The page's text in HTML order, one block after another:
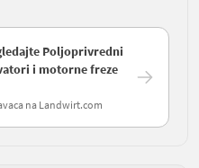
Poljoprivredni
i motorne freze
na Landwirt.com